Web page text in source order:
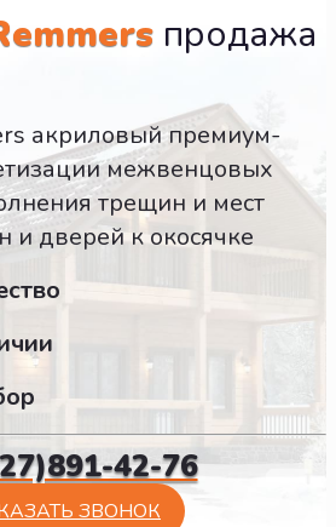
продажа
акриловый премиум-
межвенцовых
трещин и мест
и дверей к окосячке
42-76
ЗВОНОК